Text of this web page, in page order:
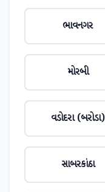
ભાવનગર
મોરબી
વડોદરા (બરોડા)
સાબરકાંઠા